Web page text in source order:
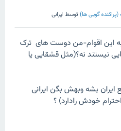
گویی ها) توسط ایرانی
به این اقوام-من دوست های ترک
نیستند نه؟(مثل قشقایی یا
ایران بشه وبهش بگن ایرانی
خودش رادارد) ؟